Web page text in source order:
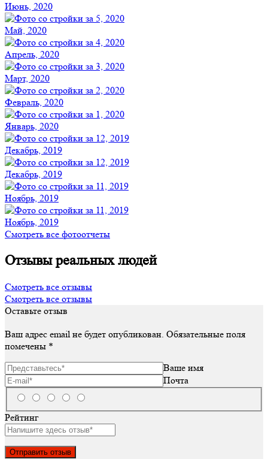
Июнь, 2020
Май, 2020
Апрель, 2020
Март, 2020
Февраль, 2020
Январь, 2020
Декабрь, 2019
Декабрь, 2019
Ноябрь, 2019
Ноябрь, 2019
Смотреть все фотоотчеты
Отзывы реальных людей
Смотреть все отзывы
Смотреть все отзывы
Оставьте отзыв
Ваш адрес email не будет опубликован. Обязательные поля
помечены *
Ваше имя
Почта
Рейтинг